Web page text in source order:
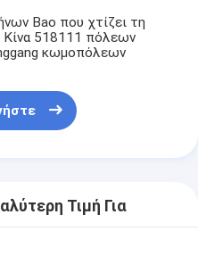
Bao που χτίζει τη
Κίνα 518111 πόλεων
κωμοπόλεων
Τιμή Για